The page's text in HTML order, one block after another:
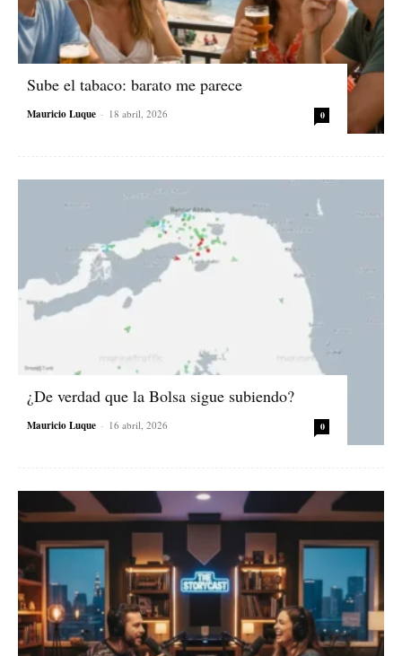
Sube el tabaco: barato me parece
Mauricio Luque - 18 abril, 2026 0
¿De verdad que la Bolsa sigue subiendo?
Mauricio Luque - 16 abril, 2026 0